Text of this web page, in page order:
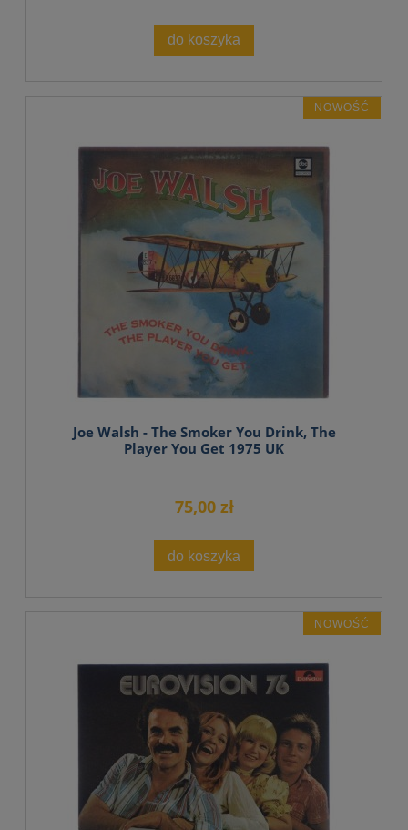
do koszyka
Joe Walsh - The Smoker You Drink, The
Player You Get 1975 UK
75,00 zł
do koszyka
NOWOŚĆ
NOWOŚĆ